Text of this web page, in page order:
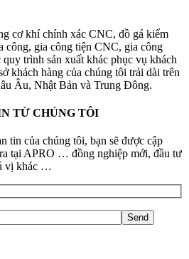
cơ khí chính xác CNC, đồ gá kiểm
công, gia công tiện CNC, gia công
trình sản xuất khác phục vụ khách
khách hàng của chúng tôi trải dài trên
Âu, Nhật Bản và Trung Đông.
TỪ CHÚNG TÔI
tin của chúng tôi, bạn sẽ được cập
tại APRO … đồng nghiệp mới, đầu tư
vị khác …